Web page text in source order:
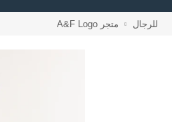
للرجال متجر A&F Logo